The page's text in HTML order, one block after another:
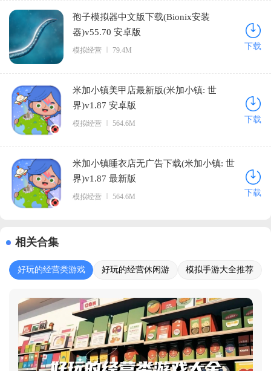
孢子模拟器中文版下载(Bionix安装
器)v55.70 安卓版
模拟经营 79.4M 下载
米加小镇美甲店最新版(米加小镇: 世
界)v1.87 安卓版
模拟经营 564.6M 下载
米加小镇睡衣店无广告下载(米加小镇: 世
界)v1.87 最新版
模拟经营 564.6M 下载
相关合集
好玩的经营类游戏
好玩的经营休闲游
模拟手游大全推荐